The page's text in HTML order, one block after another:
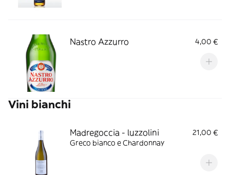
Nastro Azzurro 4,00 €
Vini bianchi
Madregoccia - luzzolini
21,00 €
Greco bianco e Chardonnay